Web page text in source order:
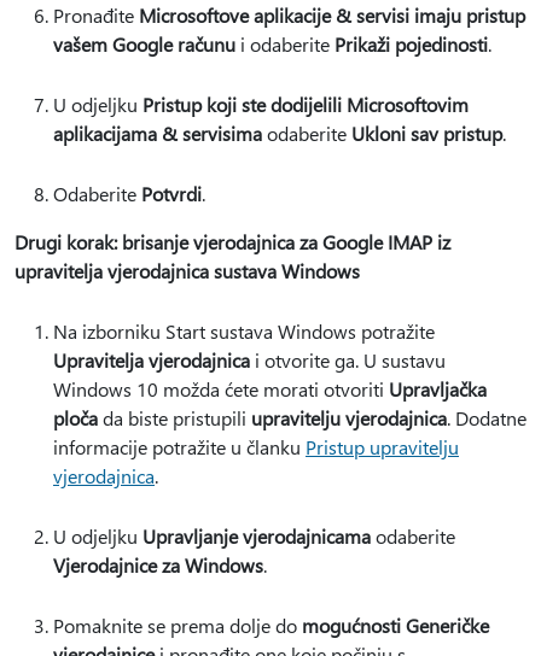
Pronađite Microsoftove aplikacije & servisi imaju pristup
vašem Google računu i odaberite Prikaži pojedinosti.
U odjeljku Pristup koji ste dodijelili Microsoftovim
aplikacijama & servisimaodaberite Ukloni sav pristup.
Odaberite Potvrdi.
Drugi korak: brisanje vjerodajnica za Google IMAP iz
upravitelja vjerodajnica sustava Windows
Na izborniku Start sustava Windows potražite
Upravitelja vjerodajnica i otvorite ga. U sustavu
Windows 10 možda ćete morati otvoriti Upravljačka
pločada biste pristupili upravitelju vjerodajnica. Dodatne
informacije potražite u članku Pristup upravitelju
vjerodajnica.
U odjeljku Upravljanje vjerodajnicamaodaberite
Vjerodajnice za Windows.
Pomaknite se prema dolje do mogućnosti Generičke